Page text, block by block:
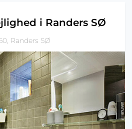
i Randers SØ
Randers SØ